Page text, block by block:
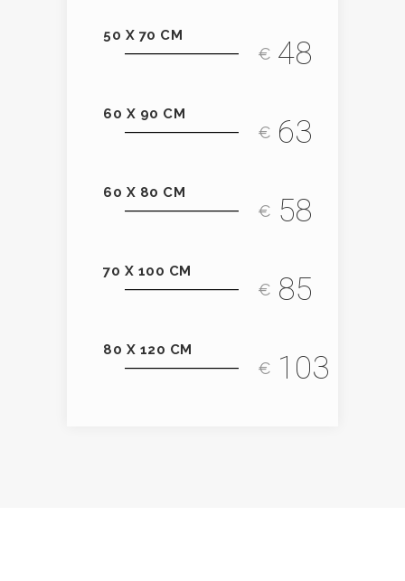
50 X 70 CM
€ 48
60 X 90 CM
€ 63
60 X 80 CM
€ 58
70 X 100 CM
€ 85
80 X 120 CM
€ 103